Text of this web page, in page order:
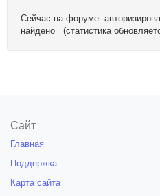
Сейчас на форуме:
найдено (статистика
Сайт
Главная
Поддержка
Карта сайта